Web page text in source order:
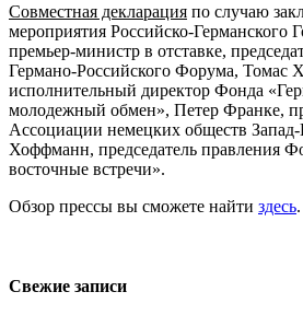
Совместная декларация по случаю
мероприятия Российско-Германского
премьер-министр в отставке,
Германо-Российского Форума, Томас
исполнительный директор Фонда
молодежный обмен», Петер Франке,
Ассоциации немецких обществ
Хоффманн, председатель правления
восточные встречи».
Обзор прессы вы cможете найти здесь.
Свежие записи